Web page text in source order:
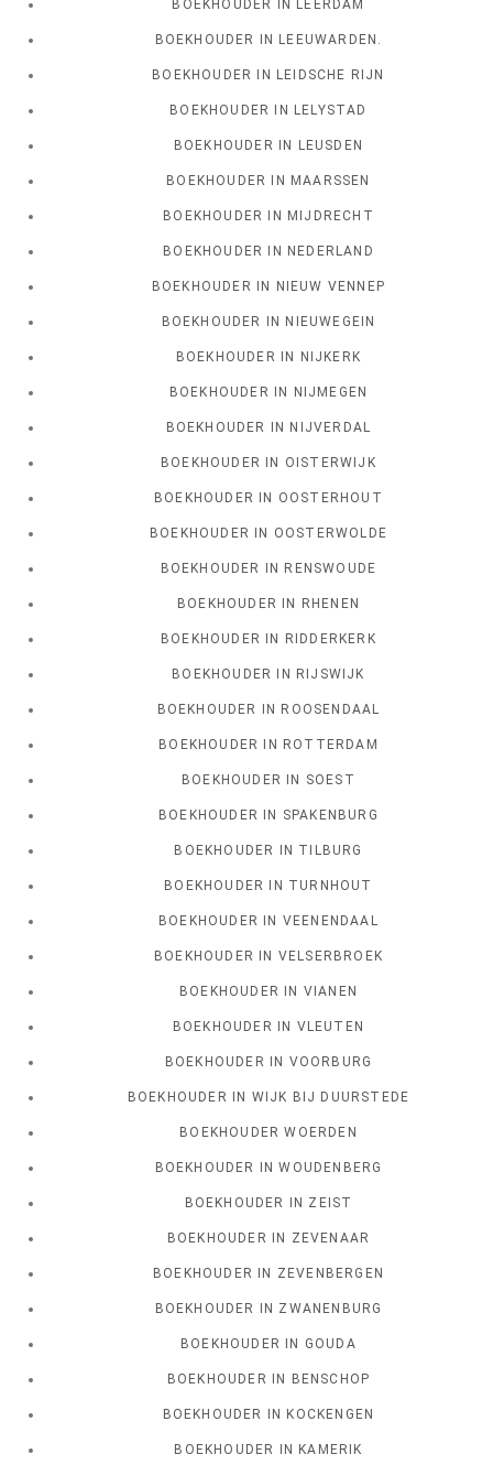
BOEKHOUDER IN LEERDAM
BOEKHOUDER IN LEEUWARDEN.
BOEKHOUDER IN LEIDSCHE RIJN
BOEKHOUDER IN LELYSTAD
BOEKHOUDER IN LEUSDEN
BOEKHOUDER IN MAARSSEN
BOEKHOUDER IN MIJDRECHT
BOEKHOUDER IN NEDERLAND
BOEKHOUDER IN NIEUW VENNEP
BOEKHOUDER IN NIEUWEGEIN
BOEKHOUDER IN NIJKERK
BOEKHOUDER IN NIJMEGEN
BOEKHOUDER IN NIJVERDAL
BOEKHOUDER IN OISTERWIJK
BOEKHOUDER IN OOSTERHOUT
BOEKHOUDER IN OOSTERWOLDE
BOEKHOUDER IN RENSWOUDE
BOEKHOUDER IN RHENEN
BOEKHOUDER IN RIDDERKERK
BOEKHOUDER IN RIJSWIJK
BOEKHOUDER IN ROOSENDAAL
BOEKHOUDER IN ROTTERDAM
BOEKHOUDER IN SOEST
BOEKHOUDER IN SPAKENBURG
BOEKHOUDER IN TILBURG
BOEKHOUDER IN TURNHOUT
BOEKHOUDER IN VEENENDAAL
BOEKHOUDER IN VELSERBROEK
BOEKHOUDER IN VIANEN
BOEKHOUDER IN VLEUTEN
BOEKHOUDER IN VOORBURG
BOEKHOUDER IN WIJK BIJ DUURSTEDE
BOEKHOUDER WOERDEN
BOEKHOUDER IN WOUDENBERG
BOEKHOUDER IN ZEIST
BOEKHOUDER IN ZEVENAAR
BOEKHOUDER IN ZEVENBERGEN
BOEKHOUDER IN ZWANENBURG
BOEKHOUDER IN GOUDA
BOEKHOUDER IN BENSCHOP
BOEKHOUDER IN KOCKENGEN
BOEKHOUDER IN KAMERIK